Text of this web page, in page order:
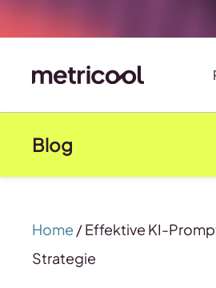
Blog
Home /Effektive KI-
Strategie